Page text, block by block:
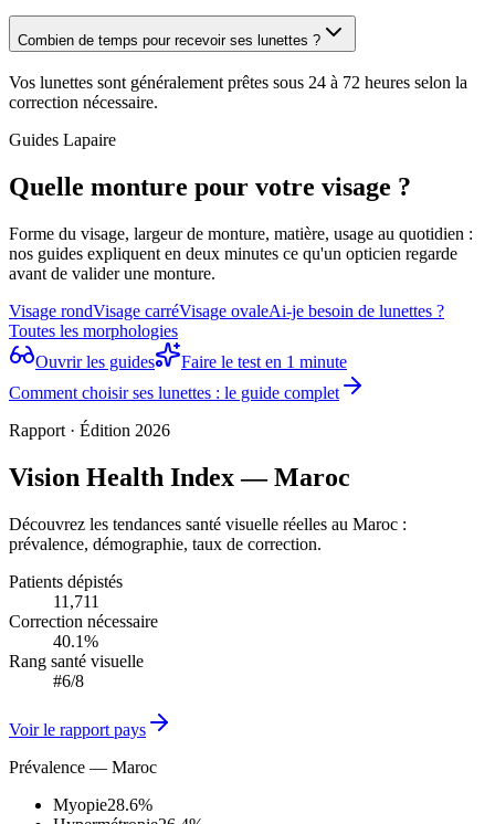
Combien de temps pour recevoir ses lunettes ?
Vos lunettes sont généralement prêtes sous 24 à 72 heures selon la
correction nécessaire.
Guides Lapaire
Quelle monture pour votre visage ?
Forme du visage, largeur de monture, matière, usage au quotidien :
nos guides expliquent en deux minutes ce qu'un opticien regarde
avant de valider une monture.
Visage rondVisage carréVisage ovaleAi-je besoin de lunettes ?
Toutes les morphologies
Ouvrir les guides
Faire le test en 1 minute
Comment choisir ses lunettes : le guide complet
Rapport · Édition 2026
Vision Health Index — Maroc
Découvrez les tendances santé visuelle réelles au Maroc :
prévalence, démographie, taux de correction.
Patients dépistés
11,711
Correction nécessaire
40.1%
Rang santé visuelle
#6/8
Voir le rapport pays
Prévalence — Maroc
Myopie28.6%